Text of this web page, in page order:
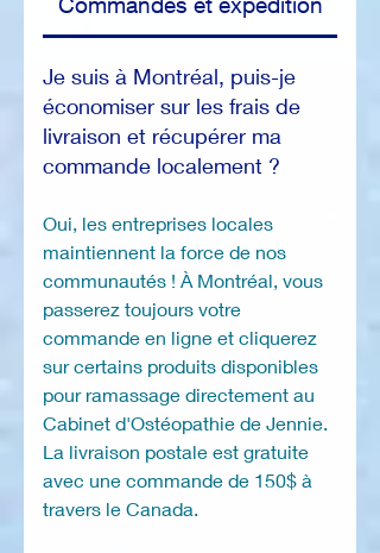
Les plantes sont nos meilleurs
professeurs..les arbres peuvent
nous apprendre ce qu'aucun autre
maître ne peut”-Mikael Zayat.
Je suis à Montréal, puis-je
économiser sur les frais de
livraison et récupérer ma
commande localement ?
Oui, les entreprises locales
maintiennent la force de nos
communautés ! À Montréal, vous
passerez toujours votre
commande en ligne et cliquerez
sur certains produits disponibles
pour ramassage directement au
Cabinet d'Ostéopathie de Jennie.
La livraison postale est gratuite
avec une commande de 150$ à
travers le Canada.